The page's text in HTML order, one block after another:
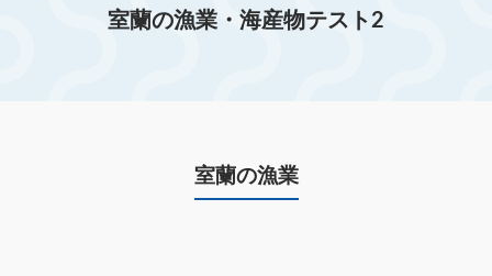
室蘭の漁業・海産物テスト2
室蘭の漁業